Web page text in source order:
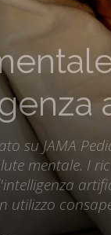
su JAMA
mentale. I
utilizzo